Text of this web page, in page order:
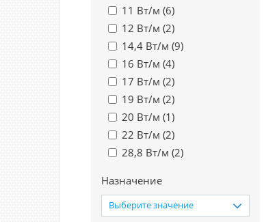
11 Вт/м (6)
12 Вт/м (2)
14,4 Вт/м (9)
16 Вт/м (4)
17 Вт/м (2)
19 Вт/м (2)
20 Вт/м (1)
22 Вт/м (2)
28,8 Вт/м (2)
Назначение
Выберите значение